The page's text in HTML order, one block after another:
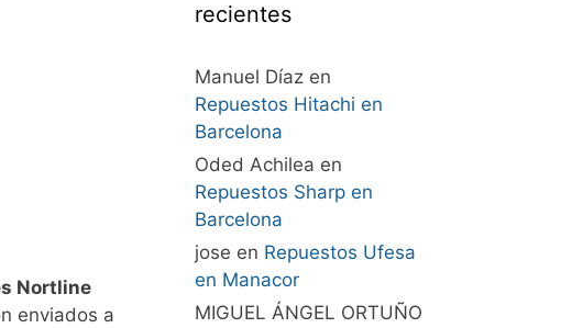
Nortline
enviados a
recientes
Manuel Díazen
Repuestos Hitachi en
Barcelona
Oded Achilea en
Repuestos Sharp en
Barcelona
jose en Repuestos Ufesa
en Manacor
MIGUEL ÁNGEL ORTUÑO